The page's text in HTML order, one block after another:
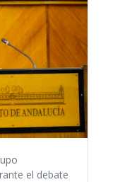
el debate